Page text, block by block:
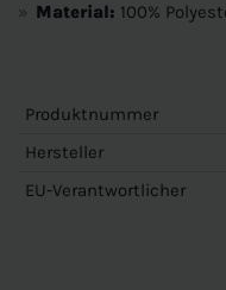
Material: 100%
Produktnummer
Hersteller
EU-Verantwortlicher